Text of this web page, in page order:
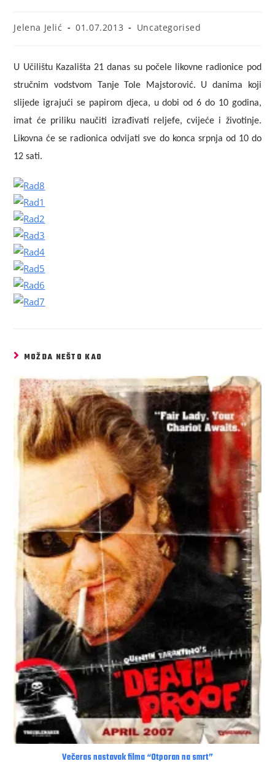
Jelena Jelić 01.07.2013 Uncategorised
U Učilištu Kazališta 21 danas su počele likovne radionice pod
stručnim vodstvom Tanje Tole Majstorović. U danima koji
slijede igrajući se papirom djeca, u dobi od 6 do 10 godina,
imat će priliku naučiti izrađivati reljefe, cvijeće i životinje.
Likovna će se radionica odvijati sve do konca srpnja od 10 do
12 sati.
MOŽDA NEŠTO KAO
Večeras nastavak filma “Otporan na smrt”